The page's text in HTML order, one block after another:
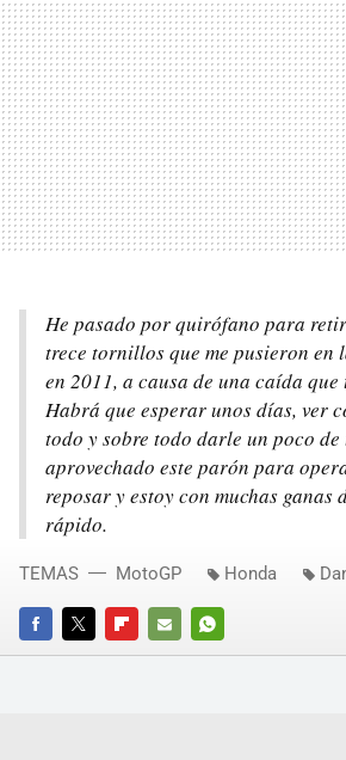
He pasado por quirófano para
trece tornillos que me pusieron en
en 2011, a causa de una caída que
Habrá que esperar unos días, ver
todo y sobre todo darle un poco de
aprovechado este parón para
reposar y estoy con muchas ganas
rápido.
FACEBOOKTWITTERFLIPBOARD
E-
WHATSAPP
TEMAS MotoGP Honda